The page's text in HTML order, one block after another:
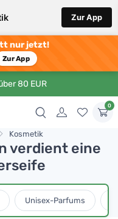
Zur App
nur jetzt!
Zur App
80 EUR
0
Kosmetik
verdient eine
Unisex-Parfums